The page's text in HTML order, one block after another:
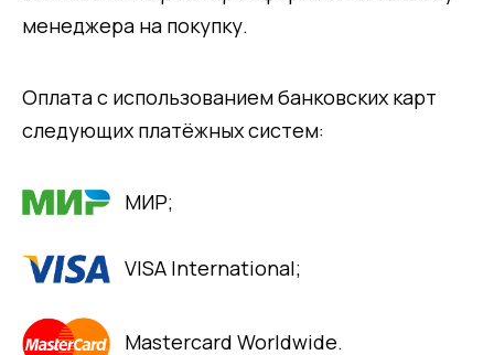
менеджера на покупку.
Оплата с использованием банковских карт
следующих платёжных систем:
МИР;
VISA International;
Mastercard Worldwide.